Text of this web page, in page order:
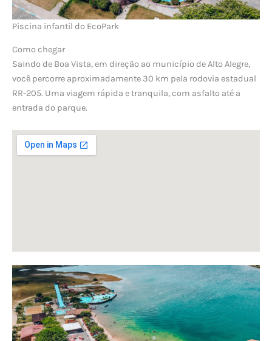
Piscina infantil do EcoPark
Como chegar
Saindo de Boa Vista, em direção ao município de Alto Alegre,
você percorre aproximadamente 30 km pela rodovia estadual
RR-205. Uma viagem rápida e tranquila, com asfalto até a
entrada do parque.